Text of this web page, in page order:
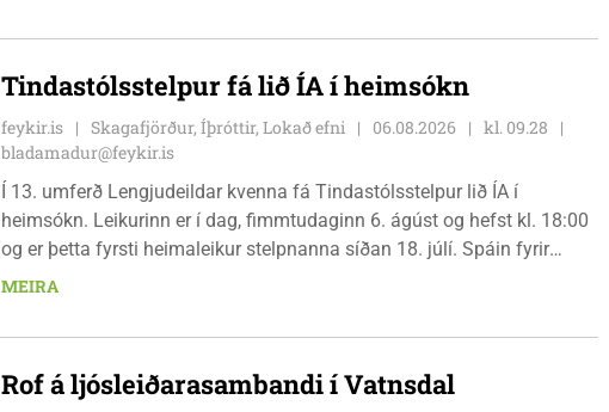
bæjarbúar og aðrir gestir eru hvött til þess að kíkja við og styðja
Tindastólsstelpur fá lið ÍA í heimsókn
feykir.is Skagafjörður, Íþróttir, Lokað efni 06.08.2026
kl. 09.28
bladamadur@feykir.is
Í 13. umferð Lengjudeildar kvenna fá Tindastólsstelpur lið ÍA í
heimsókn. Leikurinn er í dag, fimmtudaginn 6. ágúst og hefst kl. 18:00
og er þetta fyrsti heimaleikur stelpnanna síðan 18. júlí. Spáin fyrir
leikinn er fín, lítil háttar rigning og tíu gráðu hiti, þannig að það er um
MEIRA
Rof á ljósleiðarasambandi í Vatnsdal